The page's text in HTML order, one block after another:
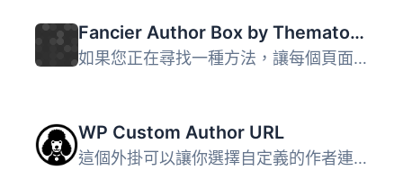
Fancier Author Box by ThematoSoup
如果您正在尋找一種方法，讓每個頁面都成為新聯繫和潛在客戶...
WP Custom Author URL
這個外掛可以讓你選擇自定義的作者連結 URL，而不是 WordPres...